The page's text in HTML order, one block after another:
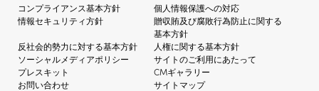
コンプライアンス基本方針
個人情報保護への対応
情報セキュリティ方針
贈収賄及び腐敗行為防止に関する
基本方針
反社会的勢力に対する基本方針
人権に関する基本方針
ソーシャルメディアポリシー
サイトのご利用にあたって
プレスキット
CMギャラリー
お問い合わせ
サイトマップ